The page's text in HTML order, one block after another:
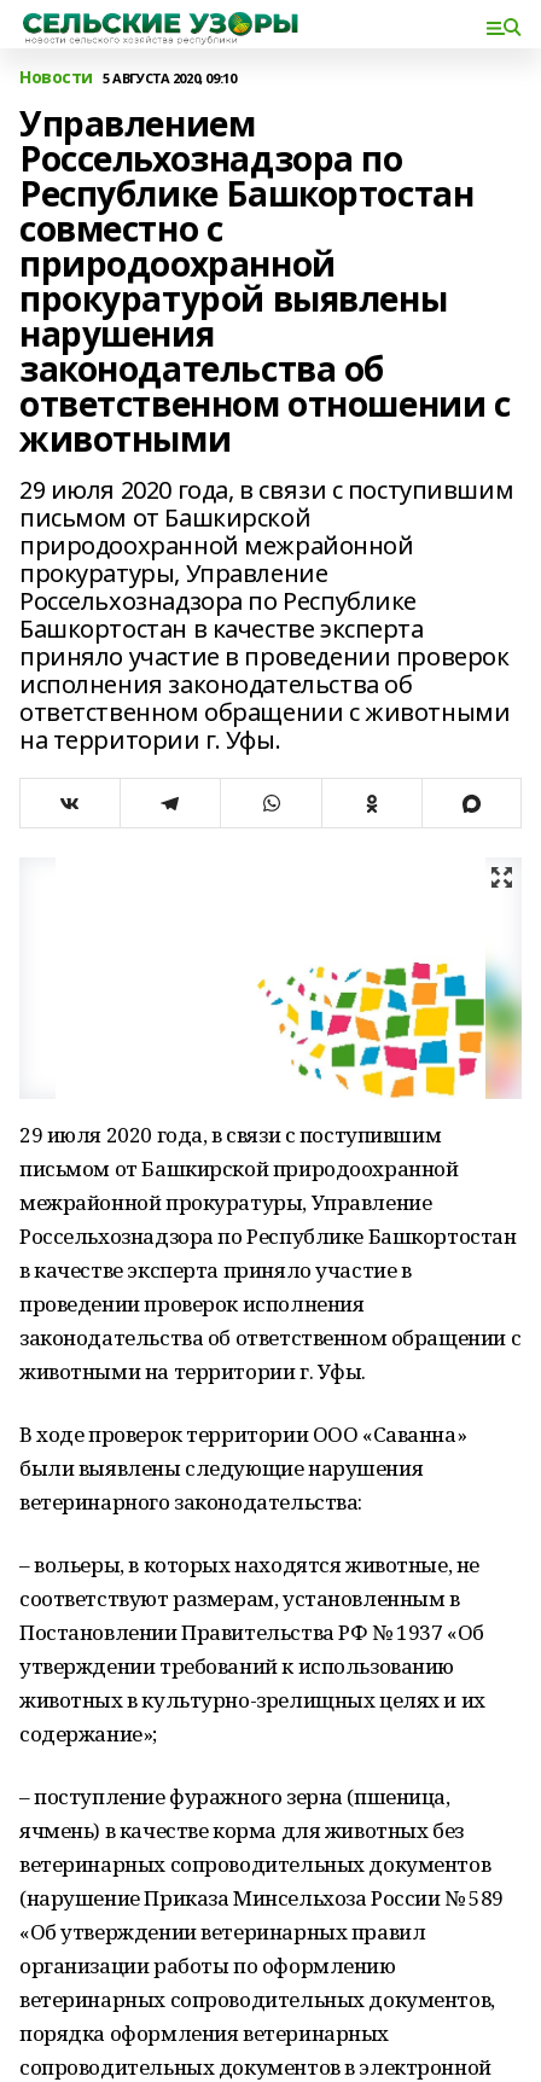
Новости 5 АВГУСТА 2020, 09:10
Управлением
Россельхознадзора по
Республике Башкортостан
совместно с
природоохранной
прокуратурой выявлены
нарушения
законодательства об
ответственном отношении с
животными
29 июля 2020 года, в связи с поступившим
письмом от Башкирской
природоохранной межрайонной
прокуратуры, Управление
Россельхознадзора по Республике
Башкортостан в качестве эксперта
приняло участие в проведении проверок
исполнения законодательства об
ответственном обращении с животными
на территории г. Уфы.
29 июля 2020 года, в связи с поступившим
письмом от Башкирской природоохранной
межрайонной прокуратуры, Управление
Россельхознадзора по Республике Башкортостан
в качестве эксперта приняло участие в
проведении проверок исполнения
законодательства об ответственном обращении с
животными на территории г. Уфы.
В ходе проверок территории ООО «Саванна»
были выявлены следующие нарушения
ветеринарного законодательства:
– вольеры, в которых находятся животные, не
соответствуют размерам, установленным в
Постановлении Правительства РФ № 1937 «Об
утверждении требований к использованию
животных в культурно-зрелищных целях и их
содержание»;
– поступление фуражного зерна (пшеница,
ячмень) в качестве корма для животных без
ветеринарных сопроводительных документов
(нарушение Приказа Минсельхоза России № 589
«Об утверждении ветеринарных правил
организации работы по оформлению
ветеринарных сопроводительных документов,
порядка оформления ветеринарных
сопроводительных документов в электронной